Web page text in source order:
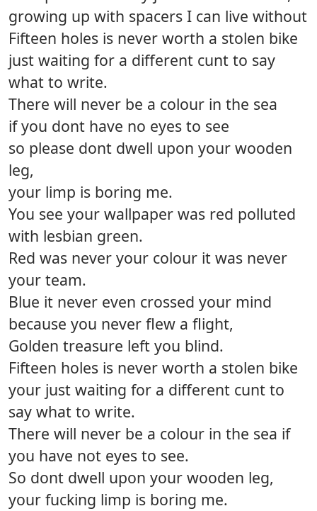
growing up with spacers I can live without
Fifteen holes is never worth a stolen bike
just waiting for a different cunt to say
what to write.
There will never be a colour in the sea
if you dont have no eyes to see
so please dont dwell upon your wooden
leg,
your limp is boring me.
You see your wallpaper was red polluted
with lesbian green.
Red was never your colour it was never
your team.
Blue it never even crossed your mind
because you never flew a flight,
Golden treasure left you blind.
Fifteen holes is never worth a stolen bike
your just waiting for a different cunt to
say what to write.
There will never be a colour in the sea if
you have not eyes to see.
So dont dwell upon your wooden leg,
your fucking limp is boring me.